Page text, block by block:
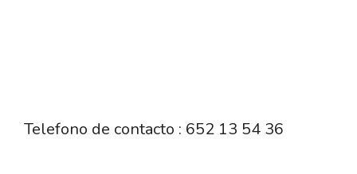
Telefono de contacto : 652 13 54 36